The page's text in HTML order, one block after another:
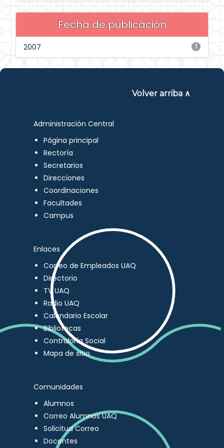
Fecha de publicación
1
2007
Volver arriba ∧
Administración Central
Página principal
Rectoría
Secretarios
Direcciones
Coordinaciones
Facultades
Campus
Enlaces
Correo de Empleados UAQ
Directorio
TV UAQ
Radio UAQ
Calendario Escolar
Bibliotecas
Contraloría Social
Mapa de sitio
Comunidades
Alumnos
Correo Alumnos UAQ
Solicitud Correo
Docentes